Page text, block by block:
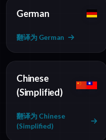
German
翻译为 German
Chinese
(Simplified)
翻译为 Chinese
(Simplified)